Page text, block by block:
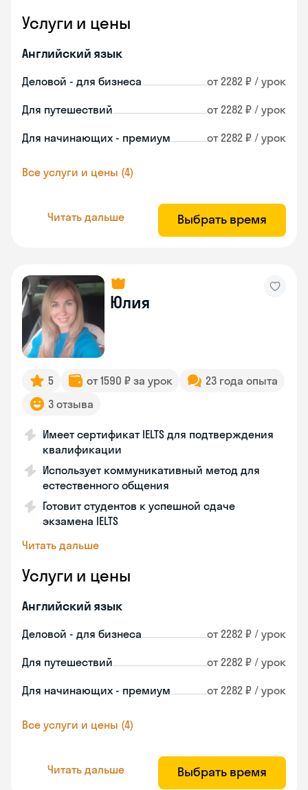
Услуги и цены
Английский язык
Деловой - для бизнеса от 2282 ₽ / урок
Для путешествий от 2282 ₽ / урок
Для начинающих - премиум от 2282 ₽ / урок
Все услуги и цены (4)
Читать дальше Выбрать время
Юлия
5 от 1590 ₽ за урок
23 года опыта
3 отзыва
Имеет сертификат IELTS для подтверждения
квалификации
Использует коммуникативный метод для
естественного общения
Готовит студентов к успешной сдаче
экзамена IELTS
Читать дальше
Услуги и цены
Английский язык
Деловой - для бизнеса от 2282 ₽ / урок
Для путешествий от 2282 ₽ / урок
Для начинающих - премиум от 2282 ₽ / урок
Все услуги и цены (4)
Читать дальше Выбрать время